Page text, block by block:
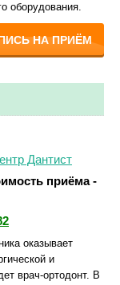
оборудования.
НА ПРИЁМ
Дантист
приёма -
оказывает
и
врач-ортодонт. В